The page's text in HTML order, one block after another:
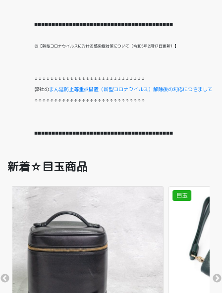
■■■■■■■■■■■■■■■■■■■■■■■■■■■■■■■■■■■■■■■■
◎【新型コロナウイルスにおける感染症対策について（令和5年2月17日更新）】
↓↓↓↓↓↓↓↓↓↓↓↓↓↓↓↓↓↓↓↓↓↓↓↓↓↓↓↓
弊社のまん延防止等重点措置（新型コロナウイルス）解除後の対応につきまして
↑↑↑↑↑↑↑↑↑↑↑↑↑↑↑↑↑↑↑↑↑↑↑↑↑↑↑↑
■■■■■■■■■■■■■■■■■■■■■■■■■■■■■■■■■■■■■■■■
新着☆目玉商品
目玉